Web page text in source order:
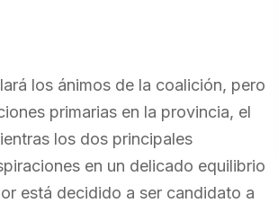
los ánimos de la coalición, pero
primarias en la provincia, el
los dos principales
en un delicado equilibrio
está decidido a ser candidato a